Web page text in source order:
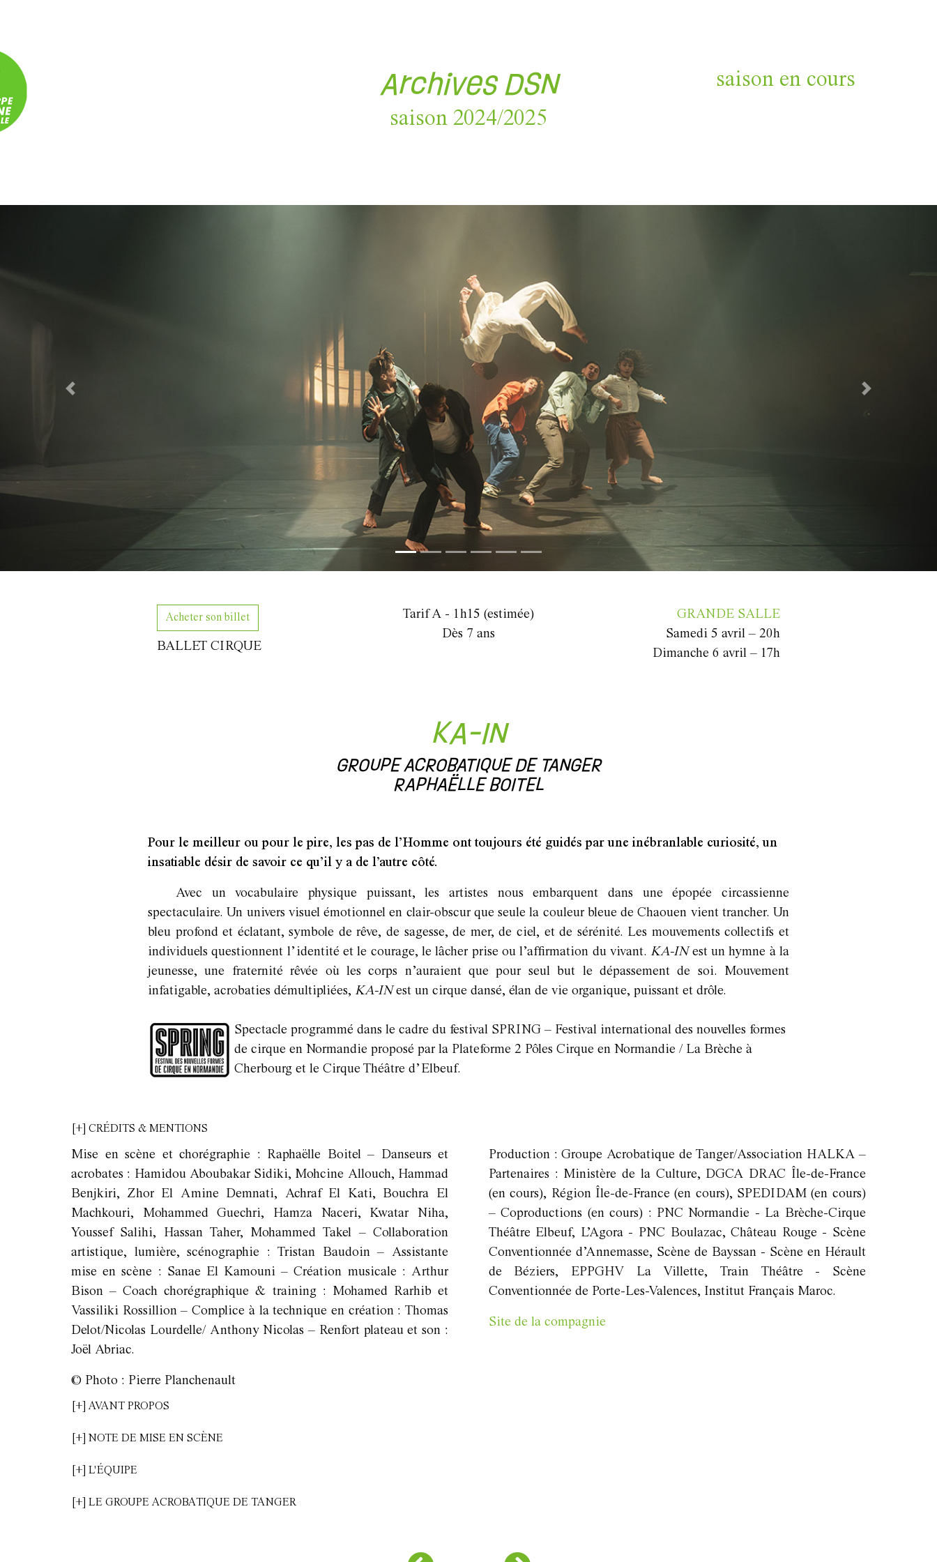
Archives DSN
saison 2024/2025
saison en cours
Previous Next
Acheter son billet
BALLET CIRQUE
Tarif A - 1h15 (estimée)
Dès 7 ans
GRANDE SALLE
Samedi 5 avril – 20h
Dimanche 6 avril – 17h
KA-IN
GROUPE ACROBATIQUE DE TANGER
RAPHAËLLE BOITEL
Pour le meilleur ou pour le pire, les pas de l’Homme ont toujours été guidés par une inébranlable curiosité, un
insatiable désir de savoir ce qu’il y a de l’autre côté.
Avec un vocabulaire physique puissant, les artistes nous embarquent dans une épopée circassienne
spectaculaire. Un univers visuel émotionnel en clair-obscur que seule la couleur bleue de Chaouen vient trancher. Un
bleu profond et éclatant, symbole de rêve, de sagesse, de mer, de ciel, et de sérénité. Les mouvements collectifs et
individuels questionnent l’identité et le courage, le lâcher prise ou l’affirmation du vivant.KA-INest un hymne à la
jeunesse, une fraternité rêvée où les corps n’auraient que pour seul but le dépassement de soi. Mouvement
infatigable, acrobaties démultipliées, KA-INest un cirque dansé, élan de vie organique, puissant et drôle.
Spectacle programmé dans le cadre du festival SPRING – Festival international des nouvelles formes
de cirque en Normandie proposé par la Plateforme 2 Pôles Cirque en Normandie / La Brèche à
Cherbourg et le Cirque Théâtre d’Elbeuf.
[+] CRÉDITS & MENTIONS
Mise en scène et chorégraphie : Raphaëlle Boitel – Danseurs et
acrobates : Hamidou Aboubakar Sidiki, Mohcine Allouch, Hammad
Benjkiri, Zhor El Amine Demnati, Achraf El Kati, Bouchra El
Machkouri, Mohammed Guechri, Hamza Naceri, Kwatar Niha,
Youssef Salihi, Hassan Taher, Mohammed Takel – Collaboration
artistique, lumière, scénographie : Tristan Baudoin – Assistante
mise en scène : Sanae El Kamouni – Création musicale : Arthur
Bison – Coach chorégraphique & training : Mohamed Rarhib et
Vassiliki Rossillion – Complice à la technique en création : Thomas
Delot/Nicolas Lourdelle/ Anthony Nicolas – Renfort plateau et son :
Joël Abriac.
© Photo : Pierre Planchenault
Production : Groupe Acrobatique de Tanger/Association HALKA –
Partenaires : Ministère de la Culture, DGCA DRAC Île-de-France
(en cours), Région Île-de-France (en cours), SPEDIDAM (en cours)
– Coproductions (en cours) : PNC Normandie - La Brèche-Cirque
Théâtre Elbeuf, L’Agora - PNC Boulazac, Château Rouge - Scène
Conventionnée d’Annemasse, Scène de Bayssan - Scène en Hérault
de Béziers, EPPGHV La Villette, Train Théâtre - Scène
Conventionnée de Porte-Les-Valences, Institut Français Maroc.
Site de la compagnie
[+] AVANT PROPOS
[+] NOTE DE MISE EN SCÈNE
[+] L'ÉQUIPE
[+] LE GROUPE ACROBATIQUE DE TANGER